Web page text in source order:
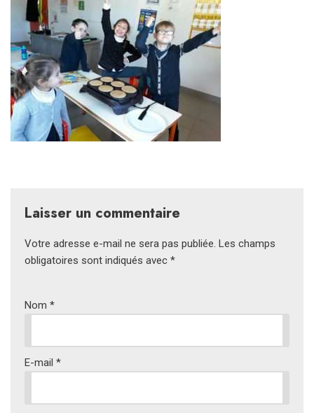
Laisser un commentaire
Votre adresse e-mail ne sera pas publiée. Les champs
obligatoires sont indiqués avec *
Nom *
E-mail *